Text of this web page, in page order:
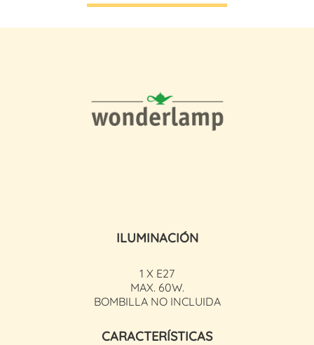
ILUMINACIÓN
1 X E27
MAX. 60W.
BOMBILLA NO INCLUIDA
CARACTERÍSTICAS